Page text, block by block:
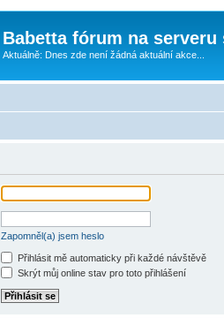
Babetta fórum na serveru
Aktuálně: Dnes zde není žádná aktuální akce...
Zapomněl(a) jsem heslo
Přihlásit mě automaticky při každé návštěvě
Skrýt můj online stav pro toto přihlášení